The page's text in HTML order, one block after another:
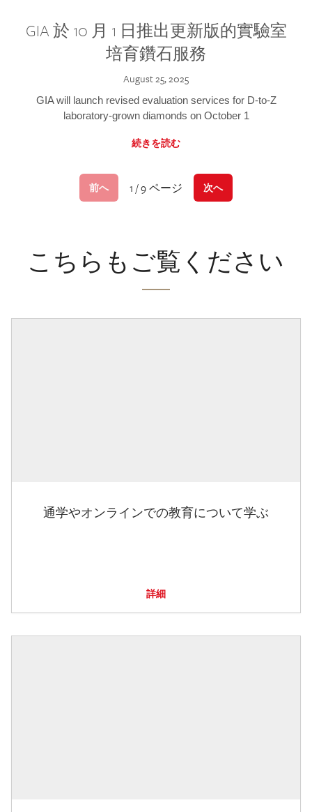
GIA 於 10 月 1 日推出更新版的實驗室
培育鑽石服務
August 25, 2025
GIA will launch revised evaluation services for D-to-Z
laboratory-grown diamonds on October 1
続きを読む
前へ 1 / 9 ページ 次へ
こちらもご覧ください
通学やオンラインでの教育について学ぶ
詳細